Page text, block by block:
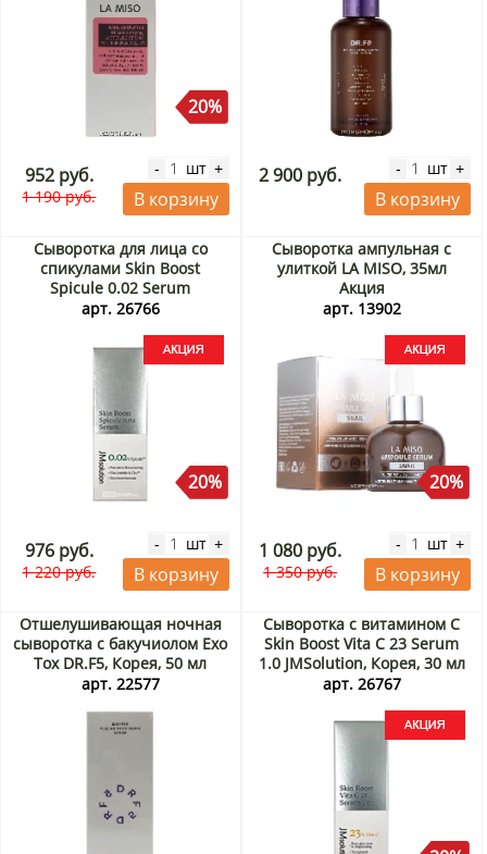
20%
952 руб.
1 190 руб.
- шт +
В корзину
2 900 руб. - шт +
В корзину
Сыворотка для лица со
спикулами Skin Boost
Spicule 0.02 Serum
JMSolution, Корея, 30 мл
арт. 26766
20%
976 руб.
1 220 руб.
- шт +
В корзину
Сыворотка ампульная с
улиткой LA MISO, 35мл
Акция
арт. 13902
20%
1 080 руб.
1 350 руб.
- шт +
В корзину
Отшелушивающая ночная
сыворотка с бакучиолом Exo
Tox DR.F5, Корея, 50 мл
арт. 22577
Сыворотка с витамином C
Skin Boost Vita C 23 Serum
1.0 JMSolution, Корея, 30 мл
Акция
арт. 26767